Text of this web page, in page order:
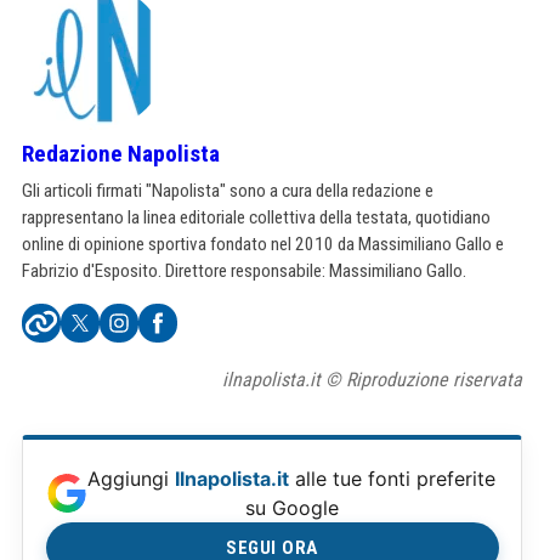
Redazione Napolista
Gli articoli firmati "Napolista" sono a cura della redazione e
rappresentano la linea editoriale collettiva della testata, quotidiano
online di opinione sportiva fondato nel 2010 da Massimiliano Gallo e
Fabrizio d'Esposito. Direttore responsabile: Massimiliano Gallo.
ilnapolista.it © Riproduzione riservata
Aggiungi Ilnapolista.it alle tue fonti preferite
su Google
SEGUI ORA